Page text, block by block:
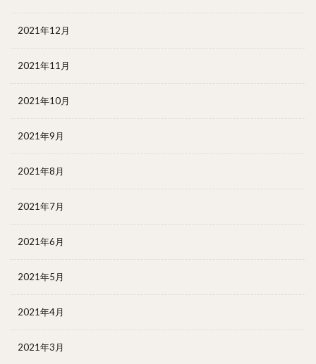
2021年12月
2021年11月
2021年10月
2021年9月
2021年8月
2021年7月
2021年6月
2021年5月
2021年4月
2021年3月